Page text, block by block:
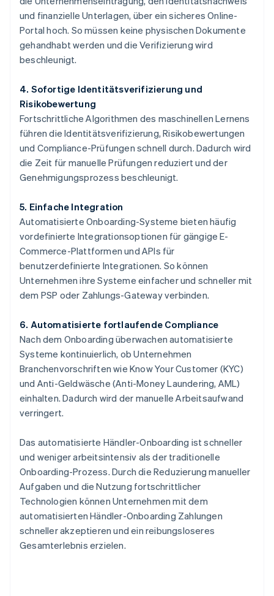
und finanzielle Unterlagen, über ein sicheres Online-
Portal hoch. So müssen keine physischen Dokumente
gehandhabt werden und die Verifizierung wird
beschleunigt.
4. Sofortige Identitätsverifizierung und
Risikobewertung
Fortschrittliche Algorithmen des maschinellen Lernens
führen die Identitätsverifizierung, Risikobewertungen
und Compliance-Prüfungen schnell durch. Dadurch wird
die Zeit für manuelle Prüfungen reduziert und der
Genehmigungsprozess beschleunigt.
5. Einfache Integration
Automatisierte Onboarding-Systeme bieten häufig
vordefinierte Integrationsoptionen für gängige E-
Commerce-Plattformen und APIs für
benutzerdefinierte Integrationen. So können
Unternehmen ihre Systeme einfacher und schneller mit
dem PSP oder Zahlungs-Gateway verbinden.
6. Automatisierte fortlaufende Compliance
Nach dem Onboarding überwachen automatisierte
Systeme kontinuierlich, ob Unternehmen
Branchenvorschriften wie Know Your Customer (KYC)
und Anti-Geldwäsche (Anti-Money Laundering, AML)
einhalten. Dadurch wird der manuelle Arbeitsaufwand
verringert.
Das automatisierte Händler-Onboarding ist schneller
und weniger arbeitsintensiv als der traditionelle
Onboarding-Prozess. Durch die Reduzierung manueller
Aufgaben und die Nutzung fortschrittlicher
Technologien können Unternehmen mit dem
automatisierten Händler-Onboarding Zahlungen
schneller akzeptieren und ein reibungsloseres
Gesamterlebnis erzielen.